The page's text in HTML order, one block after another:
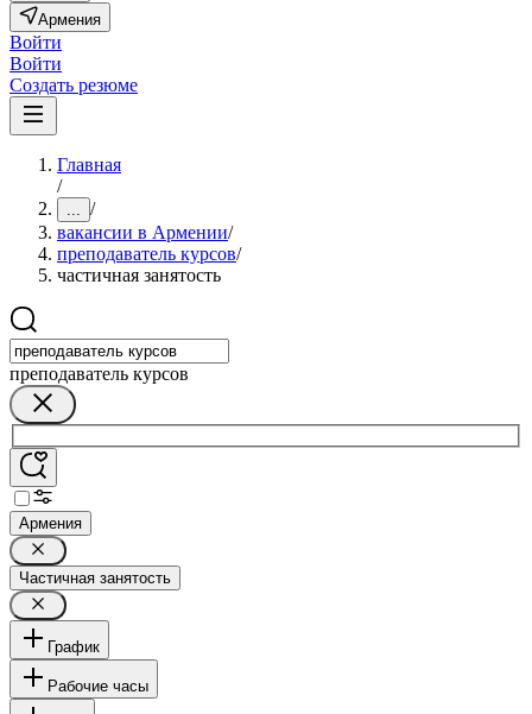
Армения
Войти
Войти
Создать резюме
Главная
/
... /
вакансии в Армении/
преподаватель курсов/
частичная занятость
преподаватель курсов
Армения
Частичная занятость
График
Рабочие часы